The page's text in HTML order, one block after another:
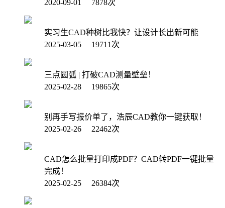
2020-09-01 7878次
实习生CAD种树比我快？让设计长出新可能
2025-03-05 19711次
三点圆弧 | 打破CAD测量壁垒！
2025-02-28 19865次
别再手写报价单了，浩辰CAD教你一键获取！
2025-02-26 22462次
CAD怎么批量打印成PDF？CAD转PDF一键批量
完成！
2025-02-25 26384次